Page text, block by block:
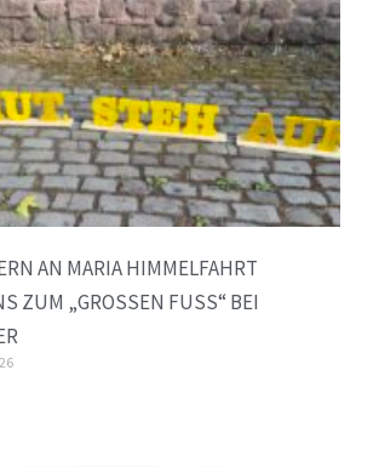
AN MARIA HIMMELFAHRT
ZUM „GROSSEN FUSS“ BEI BA